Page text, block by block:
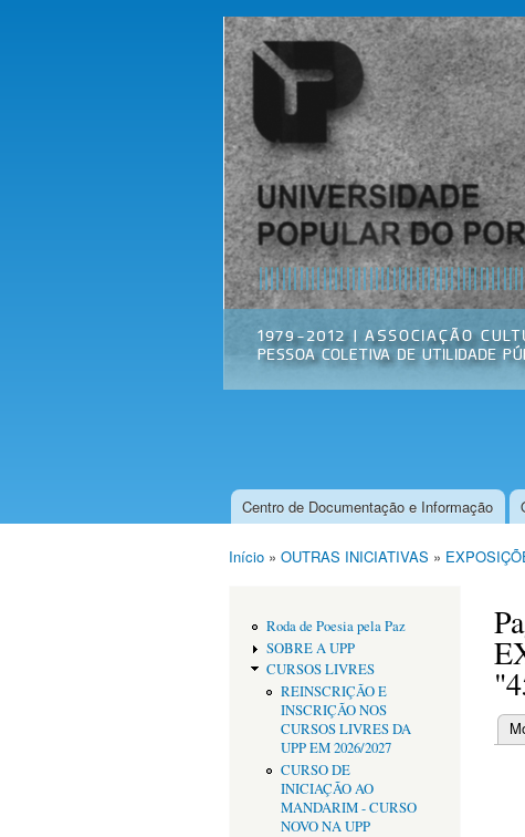
Universidade
Popular do
Porto
Associação
Cultural
Menu principal
Centro de Documentação e Informação
Início » OUTRAS INICIATIVAS »
Roda de Poesia pela Paz
SOBRE A UPP
CURSOS LIVRES
REINSCRIÇÃO E
INSCRIÇÃO NOS
CURSOS LIVRES DA
UPP EM 2026/2027
CURSO DE
INICIAÇÃO AO
MANDARIM - CURSO
NOVO NA UPP